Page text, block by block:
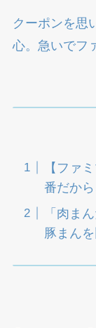
クーポンを思
心。急いでフ
【ファ
番だか
「肉ま
豚まんを